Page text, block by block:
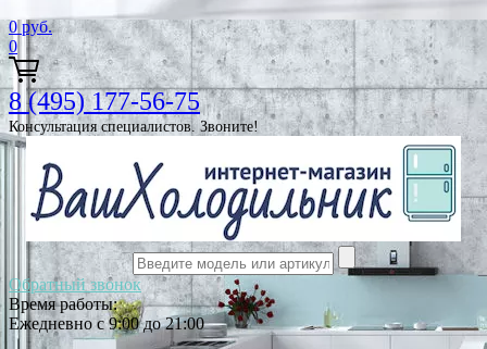
0 руб.
0
8 (495) 177-56-75
Консультация специалистов. Звоните!
Обратный звонок
Время работы:
Ежедневно с 9:00 до 21:00